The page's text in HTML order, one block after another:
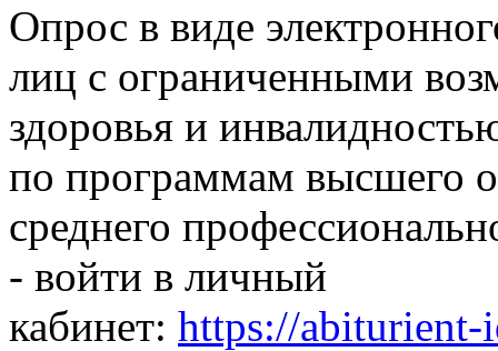
Опрос в виде
лиц с ограниченными
здоровья и
по программам высшего
среднего
- войти в личный
кабинет: https://abiturient-